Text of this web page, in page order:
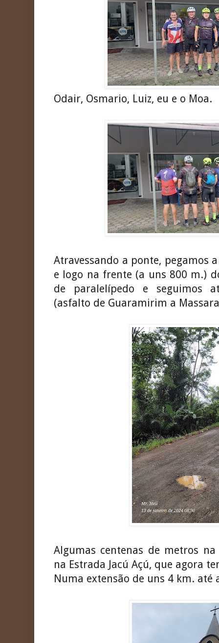
Odair, Osmario, Luiz, eu e o Moa.
Atravessando a ponte, pegamos
e logo na frente (a uns 800 m.)
de paralelípedo e seguimos
(asfalto de Guaramirim a
Algumas centenas de metros
na Estrada Jacú Açú, que agora
Numa extensão de uns 4 km. até